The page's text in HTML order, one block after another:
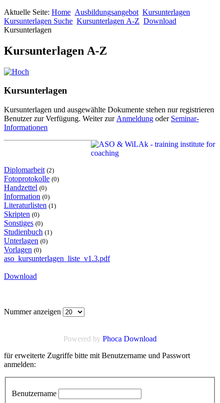
Aktuelle Seite: Home Ausbildungsangebot Kursunterlagen
Kursunterlagen Suche Kursunterlagen A-Z Download
Kursunterlagen
Kursunterlagen A-Z
Kursunterlagen
Kursunterlagen und ausgewählte Dokumente stehen nur registrieren
Benutzer zur Verfügung. Weiter zur Anmeldung oder Seminar-
Informationen
Diplomarbeit (2)
Fotoprotokolle (0)
Handzettel (0)
Information (0)
Literaturlisten (1)
Skripten (0)
Sonstiges (0)
Studienbuch (1)
Unterlagen (0)
Vorlagen (0)
aso_kursunterlagen_liste_v1.3.pdf
Download
Nummer anzeigen
Powered by Phoca Download
für erweiterte Zugriffe bitte mit Benutzername und Passwort
anmelden:
Benutzername